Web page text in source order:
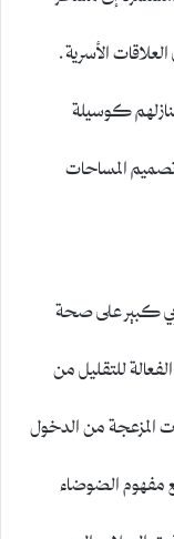
الأسرية.
كوسيلة
المساحات
كبير على صحة
للتقليل من
من الدخول
مفهوم الضوضاء